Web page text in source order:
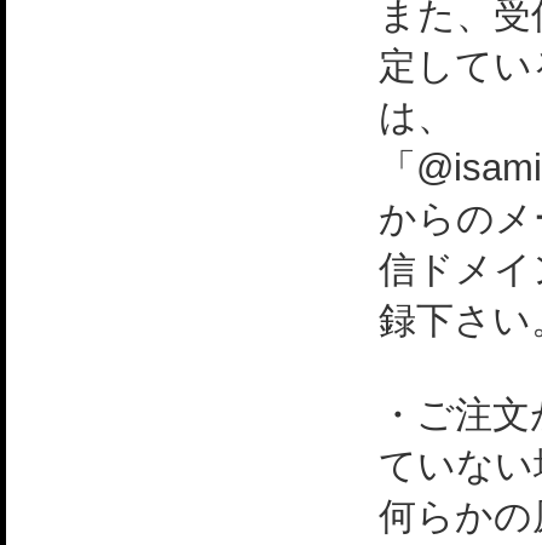
また、
定して
は、
「
からの
信ドメ
録下さい
・ご注
ていない
何らか